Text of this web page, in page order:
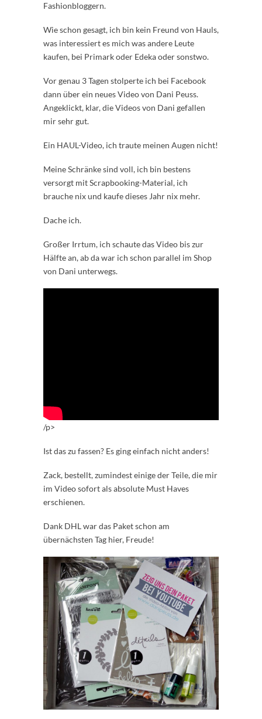
Fashionbloggern.
Wie schon gesagt, ich bin kein Freund von Hauls,
was interessiert es mich was andere Leute
kaufen, bei Primark oder Edeka oder sonstwo.
Vor genau 3 Tagen stolperte ich bei Facebook
dann über ein neues Video von Dani Peuss.
Angeklickt, klar, die Videos von Dani gefallen
mir sehr gut.
Ein HAUL-Video, ich traute meinen Augen nicht!
Meine Schränke sind voll, ich bin bestens
versorgt mit Scrapbooking-Material, ich
brauche nix und kaufe dieses Jahr nix mehr.
Dache ich.
Großer Irrtum, ich schaute das Video bis zur
Hälfte an, ab da war ich schon parallel im Shop
von Dani unterwegs.
/p>
Ist das zu fassen? Es ging einfach nicht anders!
Zack, bestellt, zumindest einige der Teile, die mir
im Video sofort als absolute Must Haves
erschienen.
Dank DHL war das Paket schon am
übernächsten Tag hier, Freude!